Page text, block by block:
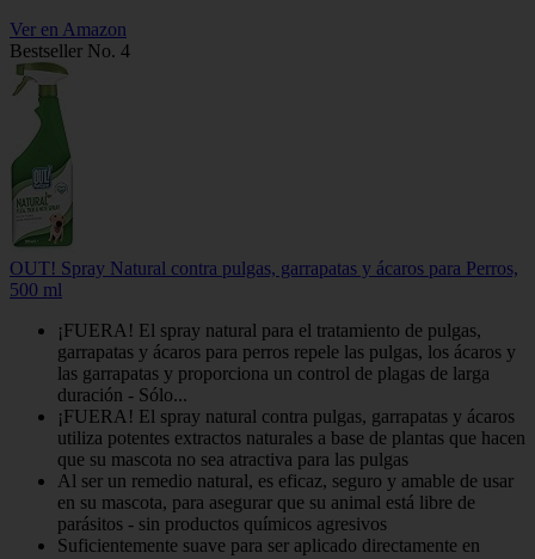
Ver en Amazon
Bestseller No. 4
OUT! Spray Natural contra pulgas, garrapatas y ácaros para Perros,
500 ml
¡FUERA! El spray natural para el tratamiento de pulgas,
garrapatas y ácaros para perros repele las pulgas, los ácaros y
las garrapatas y proporciona un control de plagas de larga
duración - Sólo...
¡FUERA! El spray natural contra pulgas, garrapatas y ácaros
utiliza potentes extractos naturales a base de plantas que hacen
que su mascota no sea atractiva para las pulgas
Al ser un remedio natural, es eficaz, seguro y amable de usar
en su mascota, para asegurar que su animal está libre de
parásitos - sin productos químicos agresivos
Suficientemente suave para ser aplicado directamente en